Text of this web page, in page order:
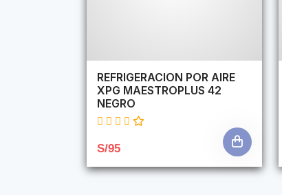
REFRIGERACION POR AIRE
XPG MAESTROPLUS 42
NEGRO
S/95